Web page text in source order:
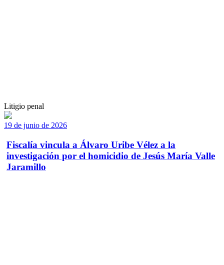
Litigio penal
19 de junio de 2026
Fiscalía vincula a Álvaro Uribe Vélez a la
investigación por el homicidio de Jesús María Valle
Jaramillo